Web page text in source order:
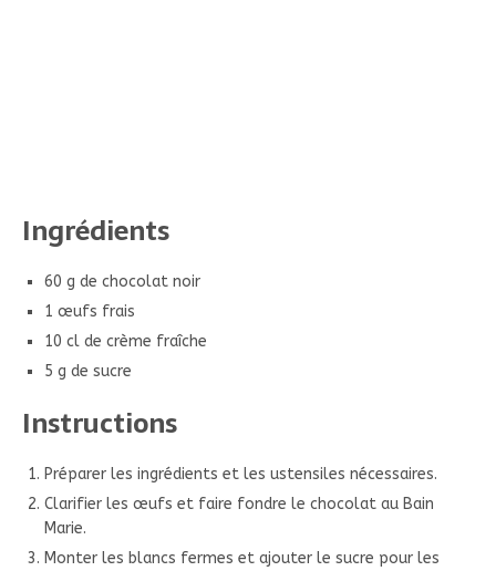
Ingrédients
60 g de chocolat noir
1 œufs frais
10 cl de crème fraîche
5 g de sucre
Instructions
Préparer les ingrédients et les ustensiles nécessaires.
Clarifier les œufs et faire fondre le chocolat au Bain
Marie.
Monter les blancs fermes et ajouter le sucre pour les